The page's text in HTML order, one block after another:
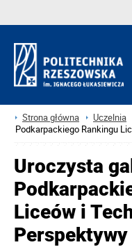
Strona główna Uczelnia
Podkarpackiego Rankingu
Uroczysta
Liceów i